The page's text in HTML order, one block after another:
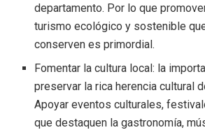
departamento. Por lo que
turismo ecológico y sostenible
conserven es primordial.
Fomentar la cultura local: la
preservar la rica herencia cultural
Apoyar eventos culturales,
que destaquen la gastronomía,